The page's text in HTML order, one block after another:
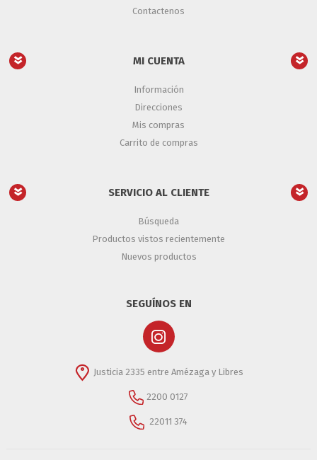
Contactenos
MI CUENTA
Información
Direcciones
Mis compras
Carrito de compras
SERVICIO AL CLIENTE
Búsqueda
Productos vistos recientemente
Nuevos productos
SEGUÍNOS EN
Justicia 2335 entre Amézaga y Libres
2200 0127
22011 374